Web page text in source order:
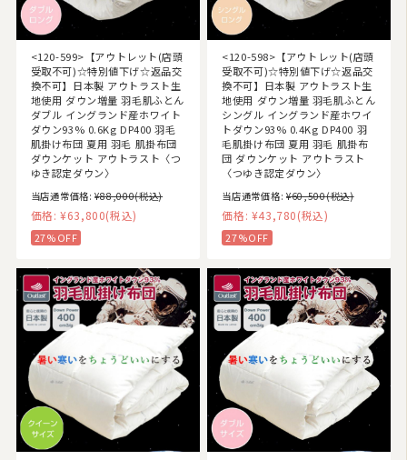
<120-599>【アウトレット(店頭
受取不可)☆特別値下げ☆返品交
換不可】日本製 アウトラスト生
地使用 ダウン増量 羽毛肌ふとん
ダブル イングランド産ホワイト
ダウン93% 0.6Kg DP400 羽毛
肌掛け布団 夏用 羽毛 肌掛布団
ダウンケット アウトラスト〈つ
ゆき認定ダウン〉
当店通常価格: ¥88,000(税込)
価格: ¥63,800(税込)
27%OFF
<120-598>【アウトレット(店頭
受取不可)☆特別値下げ☆返品交
換不可】日本製 アウトラスト生
地使用 ダウン増量 羽毛肌ふとん
シングル イングランド産ホワイ
トダウン93% 0.4Kg DP400 羽
毛肌掛け布団 夏用 羽毛 肌掛布
団 ダウンケット アウトラスト
〈つゆき認定ダウン〉
当店通常価格: ¥60,500(税込)
価格: ¥43,780(税込)
27%OFF